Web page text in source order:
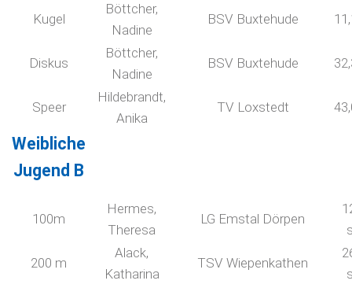
Kugel
Böttcher,
Nadine
BSV Buxtehude
Diskus
Böttcher,
Nadine
BSV Buxtehude
Speer
Hildebrandt,
Anika
TV Loxstedt
Weibliche
Jugend B
100m
Hermes,
Theresa
LG Emstal Dörpen
200 m
Alack,
Katharina
TSV Wiepenkathen